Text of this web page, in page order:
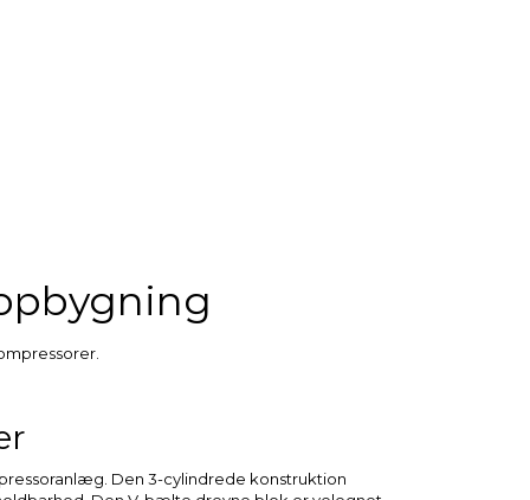
Den 3-cylindrede konstruktion